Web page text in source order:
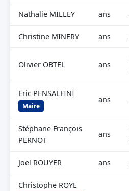
Nathalie MILLEY ans
Christine MINERY ans
Olivier OBTEL ans
Eric PENSALFINI
Maire
ans
Stéphane François
PERNOT
ans
Joël ROUYER ans
Christophe ROYE